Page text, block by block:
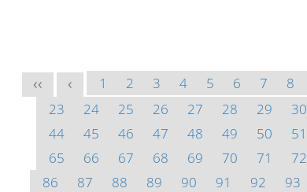
<< < 1 2 3 4 5 6 7 8
23
24 25 26 27 28 29 30
44
45 46 47 48 49 50 51
65
66 67 68 69 70 71 72
86
87 88 89 90 91 92 93